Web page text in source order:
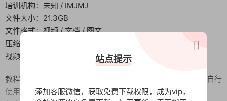
培训机构：未知 / IMJMJ
文件大小：21.3GB
文件格式：视频 / 文档 / 图文
压缩软件：7ZIP
视频播放：完美解码 / potplayer / QQ影音
教程目录【注意：资料内容的标题为原始英文 文档暂无翻译 自行
使用AI翻译就行】
站点提示
添加客服微信，获取免费下载权限，成为vip，